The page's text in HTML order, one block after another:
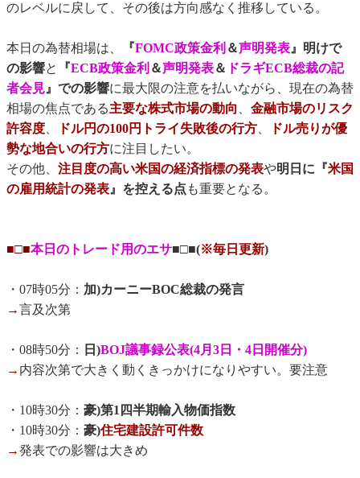
のレベルに戻して、その後は方向感なく推移している。
本日の為替相場は、 『FOMC政策金利 ＆声明発表』明けで
の影響と 『ECB政策金利 ＆声明発表＆ ドラギECB総裁の記
者会見』での影響に最大限の注意を払いながら、現在の為替
相場の焦点である主要な株式市場の動向 、 金融市場のリスク
許容度、 ドル円の100円トライ失敗後の行方、
ドル売りが優
勢な地合いの行方に注目したい。
その他、 注目度の高い米国の経済指標の発表や明日に『米国
の雇用統計の発表』を控える点 も重要となる。
■□■本日のトレード用のエサ■□■(※毎日更新)
・07時05分： 加)カーニーBOC総裁の発言
→言及次第
・08時50分： 日)BOJ議事録公表(4月3日・4日開催分)
→ 内容次第で大きく動くきっかけになりやすい。要注意
・10時30分： 豪)第1四半期輸入物価指数
・10時30分： 豪)住宅建設許可件数
→発表での影響は大きめ